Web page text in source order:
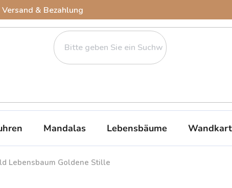
Versand & Bezahlung
Mandalas Lebensbäume
Lebensbaum Goldene Stille